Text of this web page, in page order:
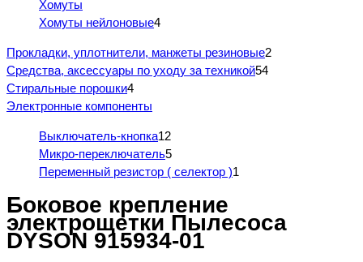
Хомуты
Хомуты нейлоновые4
Прокладки, уплотнители, манжеты резиновые2
Средства, аксессуары по уходу за техникой54
Стиральные порошки4
Электронные компоненты
Выключатель-кнопка12
Микро-переключатель5
Переменный резистор ( селектор )1
Боковое крепление
электрощетки Пылесоса
DYSON 915934-01